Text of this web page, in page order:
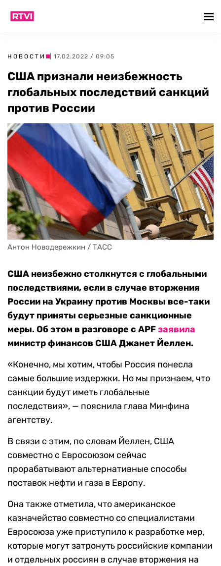
НОВОСТИ | 17.02.2022 / 09:05
США признали неизбежность
глобальных последствий санкций
против России
Антон Новодережкин / ТАСС
США неизбежно столкнутся с глобальными
последствиями, если в случае вторжения
России на Украину против Москвы все-таки
будут приняты серьезные санкционные
меры. Об этом в разговоре с APFзаявила
министр финансов США Джанет Йеллен.
«Конечно, мы хотим, чтобы Россия понесла
самые большие издержки. Но мы признаем, что
санкции будут иметь глобальные
последствия», — пояснила глава Минфина
агентству.
В связи с этим, по словам Йеллен, США
совместно с Евросоюзом сейчас
прорабатывают альтернативные способы
поставок нефти и газа в Европу.
Она также отметила, что американское
казначейство совместно со специалистами
Евросоюза уже приступило к разработке мер,
которые могут затронуть российские компании
и отдельных россиян в случае вторжения на